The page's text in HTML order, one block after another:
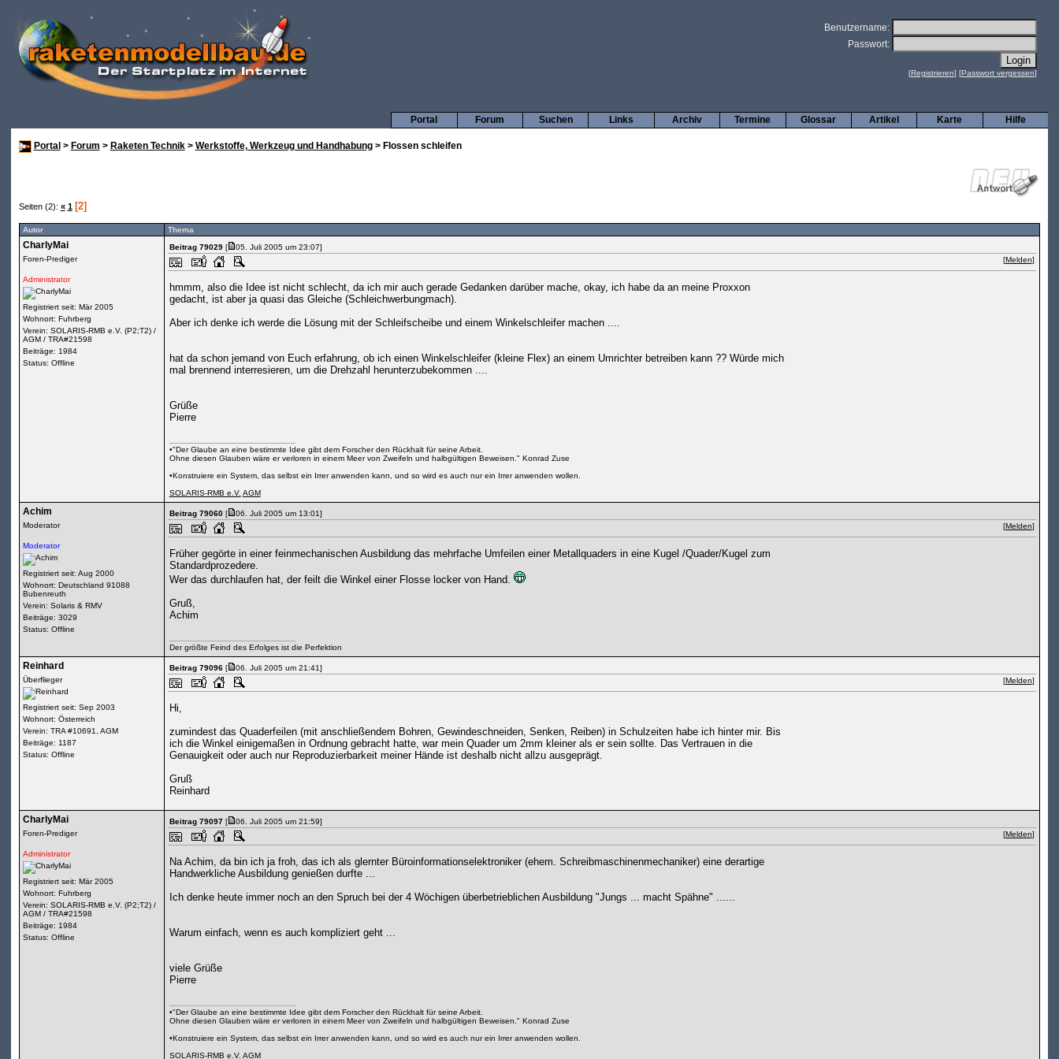
Benutzername:
Passwort:
[Registrieren] [Passwort vergessen]
Hilfe
Karte
Artikel
Glossar
Termine
Archiv
Links
Suchen
Forum
Portal
Portal > Forum > Raketen Technik> Werkstoffe, Werkzeug und Handhabung> Flossen schleifen
Seiten (2): « 1 [2]
Autor Thema
CharlyMai
Foren-Prediger
Administrator
Registriert seit: Mär 2005
Wohnort: Fuhrberg
Verein: SOLARIS-RMB e.V. (P2;T2) /
AGM / TRA#21598
Beiträge: 1984
Status: Offline
Beitrag 79029[
05. Juli 2005 um 23:07]
[Melden]
hmmm, also die Idee ist nicht schlecht, da ich mir auch gerade Gedanken darüber mache, okay, ich habe da an meine Proxxon
gedacht, ist aber ja quasi das Gleiche (Schleichwerbungmach).
Aber ich denke ich werde die Lösung mit der Schleifscheibe und einem Winkelschleifer machen ....
hat da schon jemand von Euch erfahrung, ob ich einen Winkelschleifer (kleine Flex) an einem Umrichter betreiben kann ?? Würde mich
mal brennend interresieren, um die Drehzahl herunterzubekommen ....
Grüße
Pierre
•"Der Glaube an eine bestimmte Idee gibt dem Forscher den Rückhalt für seine Arbeit.
Ohne diesen Glauben wäre er verloren in einem Meer von Zweifeln und halbgültigen Beweisen." Konrad Zuse
•Konstruiere ein System, das selbst ein Irrer anwenden kann, und so wird es auch nur ein Irrer anwenden wollen.
SOLARIS-RMB e.V. AGM
Achim
Moderator
Moderator
Registriert seit: Aug 2000
Wohnort: Deutschland 91088
Bubenreuth
Verein: Solaris & RMV
Beiträge: 3029
Status: Offline
Beitrag 79060[
06. Juli 2005 um 13:01]
[Melden]
Früher gegörte in einer feinmechanischen Ausbildung das mehrfache Umfeilen einer Metallquaders in eine Kugel /Quader/Kugel zum
Standardprozedere.
Wer das durchlaufen hat, der feilt die Winkel einer Flosse locker von Hand.
Gruß,
Achim
Der größte Feind des Erfolges ist die Perfektion
Reinhard
Überflieger
Registriert seit: Sep 2003
Wohnort: Österreich
Verein: TRA #10691, AGM
Beiträge: 1187
Status: Offline
Beitrag 79096[
06. Juli 2005 um 21:41]
[Melden]
Hi,
zumindest das Quaderfeilen (mit anschließendem Bohren, Gewindeschneiden, Senken, Reiben) in Schulzeiten habe ich hinter mir. Bis
ich die Winkel einigemaßen in Ordnung gebracht hatte, war mein Quader um 2mm kleiner als er sein sollte. Das Vertrauen in die
Genauigkeit oder auch nur Reproduzierbarkeit meiner Hände ist deshalb nicht allzu ausgeprägt.
Gruß
Reinhard
CharlyMai
Foren-Prediger
Administrator
Registriert seit: Mär 2005
Wohnort: Fuhrberg
Verein: SOLARIS-RMB e.V. (P2;T2) /
AGM / TRA#21598
Beiträge: 1984
Status: Offline
Beitrag 79097[
06. Juli 2005 um 21:59]
[Melden]
Na Achim, da bin ich ja froh, das ich als glernter Büroinformationselektroniker (ehem. Schreibmaschinenmechaniker) eine derartige
Handwerkliche Ausbildung genießen durfte ...
Ich denke heute immer noch an den Spruch bei der 4 Wöchigen überbetrieblichen Ausbildung "Jungs ... macht Spähne" ......
Warum einfach, wenn es auch kompliziert geht ...
viele Grüße
Pierre
•"Der Glaube an eine bestimmte Idee gibt dem Forscher den Rückhalt für seine Arbeit.
Ohne diesen Glauben wäre er verloren in einem Meer von Zweifeln und halbgültigen Beweisen." Konrad Zuse
•Konstruiere ein System, das selbst ein Irrer anwenden kann, und so wird es auch nur ein Irrer anwenden wollen.
SOLARIS-RMB e.V. AGM